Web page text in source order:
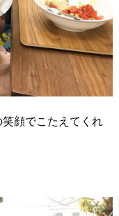
顔でこたえてくれ